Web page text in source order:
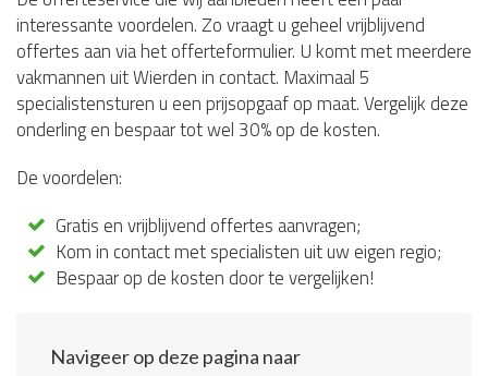
interessante voordelen. Zo vraagt u geheel vrijblijvend
offertes aan via het offerteformulier. U komt met meerdere
vakmannen uit Wierden in contact. Maximaal 5
specialistensturen u een prijsopgaaf op maat. Vergelijk deze
onderling en bespaar tot wel 30% op de kosten.
De voordelen:
Gratis en vrijblijvend offertes aanvragen;
Kom in contact met specialisten uit uw eigen regio;
Bespaar op de kosten door te vergelijken!
Navigeer op deze pagina naar